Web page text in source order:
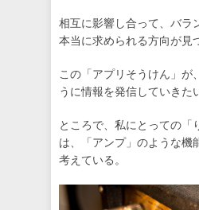
相互に影響し合って、バラ
本当に求められる方向が見
この「アプリそうけん」が
うに情報を発信していきた
ところで、私にとっての「
は、「アンプ」のような機
考えている。